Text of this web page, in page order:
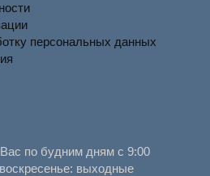
персональных данных
по будним дням с 9:00
выходные